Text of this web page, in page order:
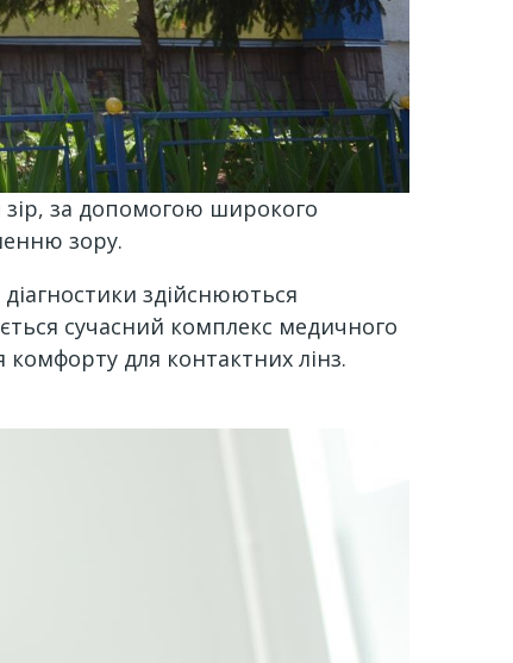
за допомогою широкого
зору.
здійснюються
сучасний комплекс медичного
для контактних лінз.